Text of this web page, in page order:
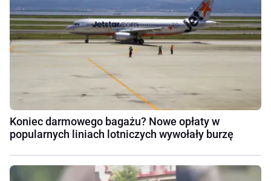
Koniec darmowego bagażu? Nowe opłaty w
popularnych liniach lotniczych wywołały burzę